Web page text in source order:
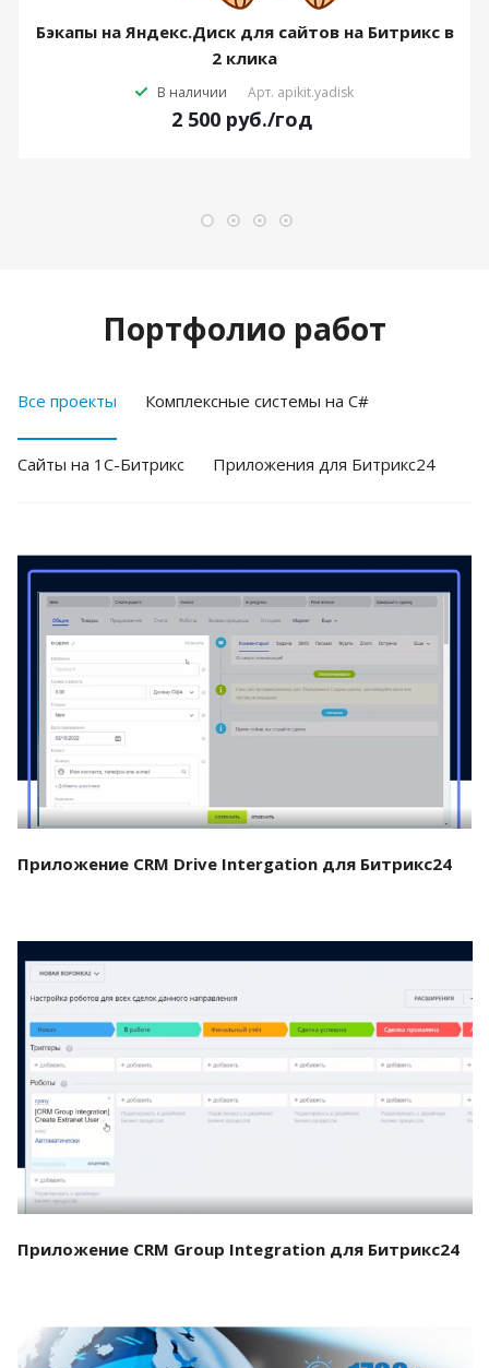
Бэкапы на Яндекс.Диск для сайтов на Битрикс в
2 клика
В наличии Арт. apikit.yadisk
2 500 руб./год
Портфолио работ
Все проекты Комплексные системы на C#
Cайты на 1С-Битрикс Приложения для Битрикс24
Смотреть проект
Приложение CRM Drive Intergation для Битрикс24
Смотреть проект
Приложение CRM Group Integration для Битрикс24